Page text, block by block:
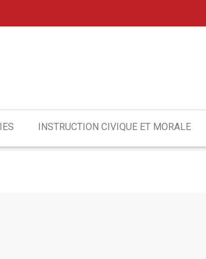
INSTRUCTION CIVIQUE ET MORALE